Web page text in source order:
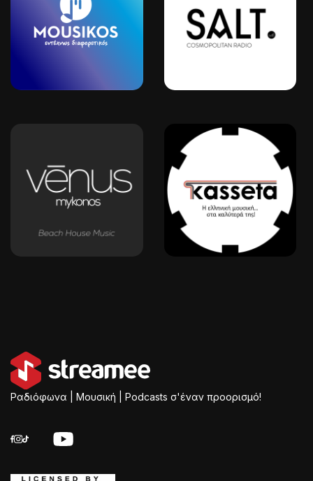
Ραδιόφωνα | Μουσική | Podcasts σ'έναν προορισμό!